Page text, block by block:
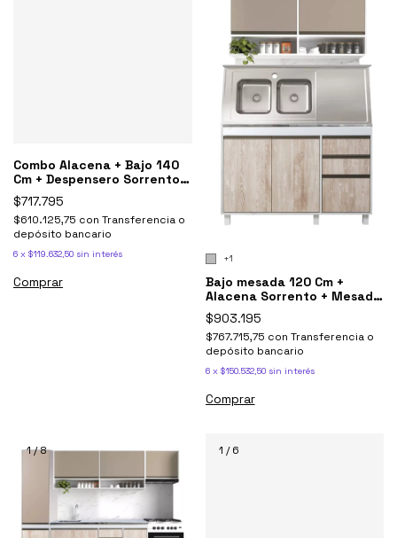
Combo Alacena + Bajo 140
Cm + Despensero Sorrento
Ricchezze
$717.795
$610.125,75 con Transferencia o
depósito bancario
6 x $119.632,50 sin interés
Comprar
+1
Bajo mesada 120 Cm +
Alacena Sorrento + Mesada
Johnson Bacha Doble
$903.195
$767.715,75 con Transferencia o
depósito bancario
6 x $150.532,50 sin interés
Comprar
1/8 1 /6